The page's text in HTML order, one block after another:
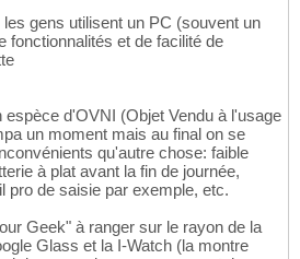
gens utilisent un PC (souvent un
fonctionnalités et de facilité de
espèce d'OVNI (Objet Vendu à l'usage
un moment mais au final on se
qu'autre chose: faible
à plat avant la fin de journée,
pro de saisie par exemple, etc.
Geek" à ranger sur le rayon de la
Glass et la I-Watch (la montre